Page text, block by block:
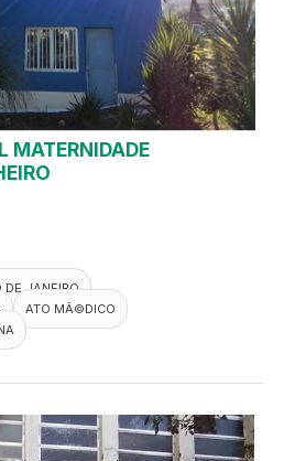
DE JANEIRO
ATO MÃ©DICO